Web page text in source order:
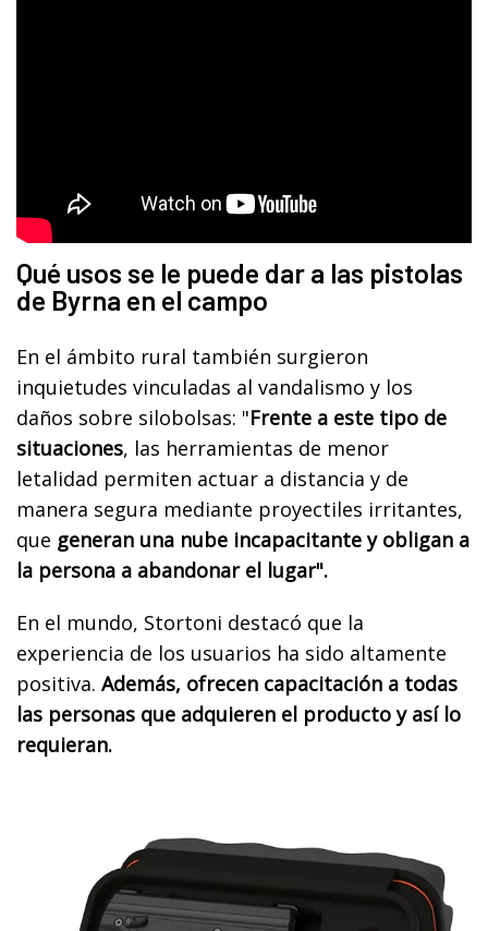
Qué usos se le puede dar a las pistolas
de Byrna en el campo
En el ámbito rural también surgieron
inquietudes vinculadas al vandalismo y los
daños sobre silobolsas: "Frente a este tipo de
situaciones, las herramientas de menor
letalidad permiten actuar a distancia y de
manera segura mediante proyectiles irritantes,
que generan una nube incapacitante y obligan a
la persona a abandonar el lugar".
En el mundo, Stortoni destacó que la
experiencia de los usuarios ha sido altamente
positiva. Además, ofrecen capacitación a todas
las personas que adquieren el producto y así lo
requieran.